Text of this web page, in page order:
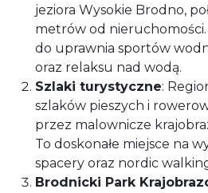
jeziora Wysokie Brodno,
metrów od nieruchomości.
do uprawnia sportów
oraz relaksu nad wodą.
Szlaki turystyczne:
szlaków pieszych i
przez malownicze
To doskonałe miejsce na
spacery oraz nordic
Brodnicki Park